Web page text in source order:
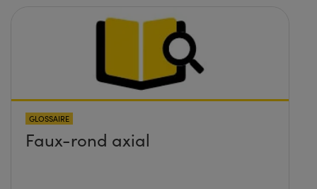
GLOSSAIRE
Faux-rond axial